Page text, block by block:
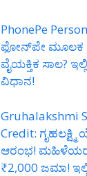
PhonePe
ಫೋನ್‌ಪೇ ಮೂಲಕ
ವೈಯಕ್ತಿಕ ಸಾಲ?
ವಿಧಾನ!
Gruhalakshmi
Credit:
ಆರಂಭ! ಮಹಿಳೆಯರ
₹2,000 ಜಮಾ!